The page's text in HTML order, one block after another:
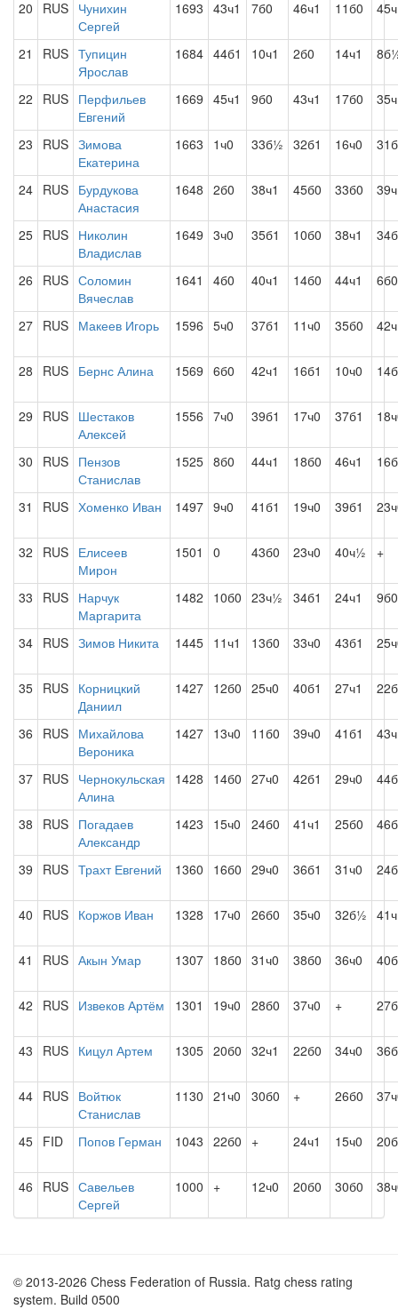
20 RUS Чунихин
Сергей
1693 43ч1 7б0 46ч1 11б0
21 RUS Тупицин
Ярослав
1684 44б1 10ч1 2б0 14ч1
22 RUS Перфильев
Евгений
1669 45ч1 9б0 43ч1 17б0
23 RUS Зимова
Екатерина
1663 1ч0 33б½ 32б1 16ч0
24 RUS Бурдукова
Анастасия
1648 2б0 38ч1 45б0 33б0
25 RUS Николин
Владислав
1649 3ч0 35б1 10б0 38ч1
26 RUS Соломин
Вячеслав
1641 4б0 40ч1 14б0 44ч1 6б0
27 RUS Макеев Игорь 1596 5ч0 37б1 11ч0 35б0
28 RUS Бернс Алина 1569 6б0 42ч1 16б1 10ч0
29 RUS Шестаков
Алексей
1556 7ч0 39б1 17ч0 37б1
30 RUS Пензов
Станислав
1525 8б0 44ч1 18б0 46ч1
31 RUS Хоменко Иван 1497 9ч0 41б1 19ч0 39б1
32 RUS Елисеев
Мирон
1501 0 43б0 23ч0 40ч½ +
33 RUS Нарчук
Маргарита
1482 10б0 23ч½ 34б1 24ч1 9б0
34 RUS Зимов Никита 1445 11ч1 13б0 33ч0 43б1
35 RUS Корницкий
Даниил
1427 12б0 25ч0 40б1 27ч1
36 RUS Михайлова
Вероника
1427 13ч0 11б0 39ч0 41б1
37 RUS Чернокульская
Алина
1428 14б0 27ч0 42б1 29ч0
38 RUS Погадаев
Александр
1423 15ч0 24б0 41ч1 25б0
39 RUS Трахт Евгений 1360 16б0 29ч0 36б1 31ч0
40 RUS Коржов Иван 1328 17ч0 26б0 35ч0 32б½
41 RUS Акын Умар 1307 18б0 31ч0 38б0 36ч0
42 RUS Извеков Артём 1301 19ч0 28б0 37ч0 +
43 RUS Кицул Артем 1305 20б0 32ч1 22б0 34ч0
44 RUS Войтюк
Станислав
1130 21ч0 30б0 + 26б0
45 FID Попов Герман 1043 22б0 + 24ч1 15ч0
46 RUS Савельев
Сергей
1000 + 12ч0 20б0 30б0
© 2013-2026 Chess Federation of Russia. Ratg chess rating
system. Build 0500